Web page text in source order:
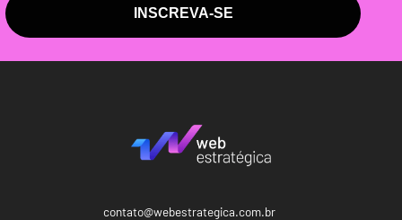
INSCREVA-SE
contato@webestrategica.com.br